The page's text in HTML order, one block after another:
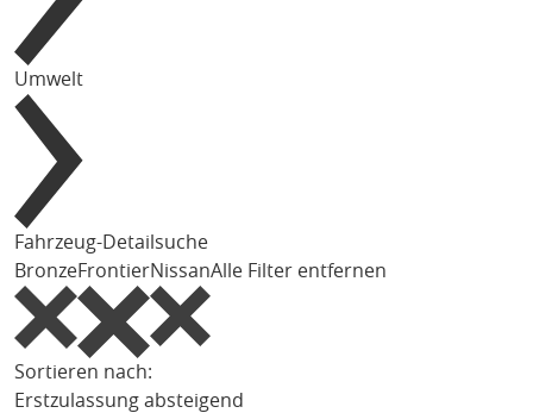
Umwelt
Fahrzeug-Detailsuche
BronzeFrontierNissanAlle Filter entfernen
Sortieren nach:
Erstzulassung absteigend